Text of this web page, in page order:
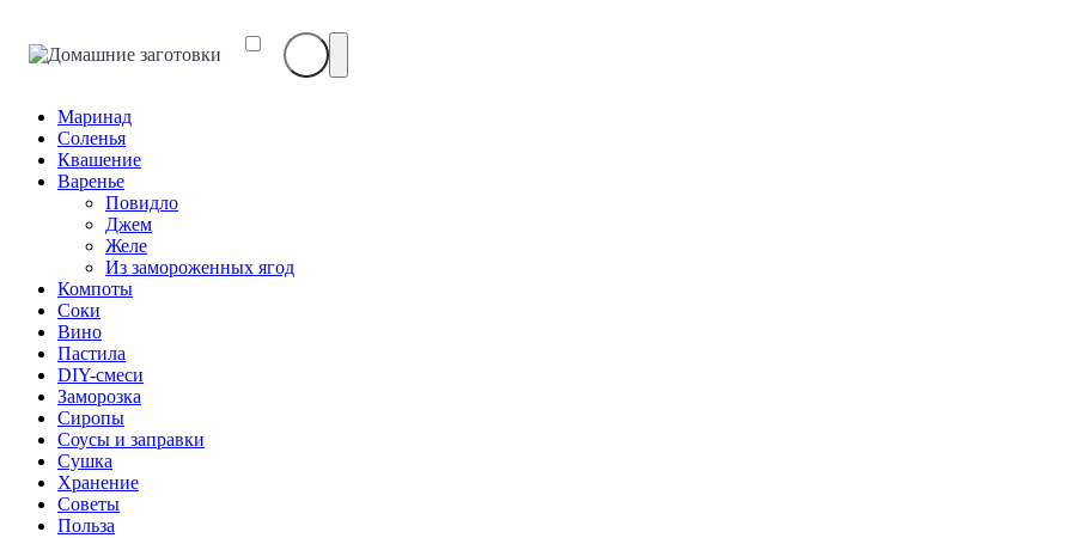
Маринад
Соленья
Квашение
Варенье
Повидло
Джем
Желе
Из замороженных ягод
Компоты
Соки
Вино
Пастила
DIY-смеси
Заморозка
Сиропы
Соусы и заправки
Сушка
Хранение
Советы
Польза